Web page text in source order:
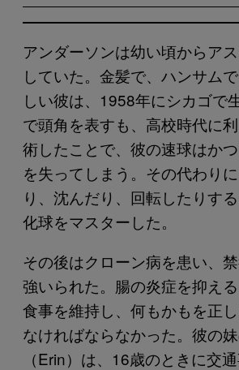
アンダーソンは幼い頃からア
していた。金髪で、ハンサム
しい彼は、1958年にシカゴで
で頭角を表すも、高校時代に
術したことで、彼の速球はか
を失ってしまう。その代わり
り、沈んだり、回転したりす
化球をマスターした。
その後はクローン病を患い、
強いられた。腸の炎症を抑え
食事を維持し、何もかもを正
なければならなかった。彼の
（Erin）は、16歳のときに交